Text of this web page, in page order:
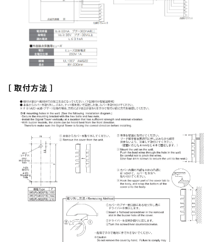
［ 取付方法 ］